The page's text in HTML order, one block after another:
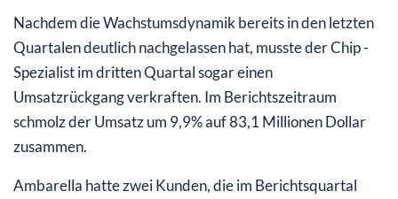
Nachdem die Wachstumsdynamik bereits in den letzten
Quartalen deutlich nachgelassen hat, musste der Chip -
Spezialist im dritten Quartal sogar einen
Umsatzrückgang verkraften. Im Berichtszeitraum
schmolz der Umsatz um 9,9% auf 83,1 Millionen Dollar
zusammen.
Ambarella hatte zwei Kunden, die im Berichtsquartal